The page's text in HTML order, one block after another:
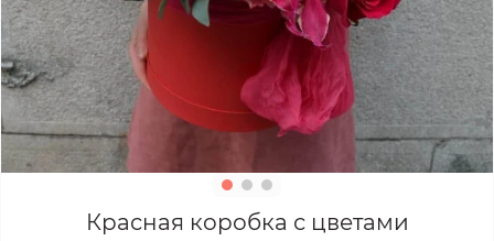
Красная коробка с цветами